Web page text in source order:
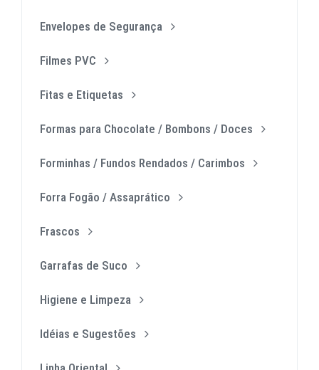
Envelopes de Segurança
Filmes PVC
Fitas e Etiquetas
Formas para Chocolate / Bombons / Doces
Forminhas / Fundos Rendados / Carimbos
Forra Fogão / Assaprático
Frascos
Garrafas de Suco
Higiene e Limpeza
Idéias e Sugestões